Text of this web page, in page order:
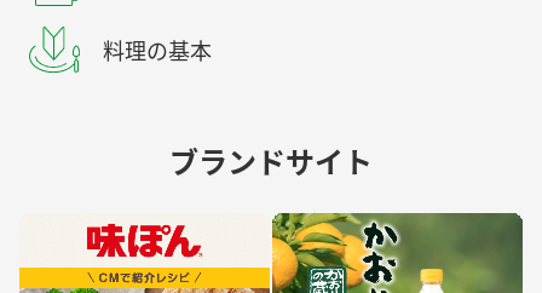
料理の基本
ブランドサイト